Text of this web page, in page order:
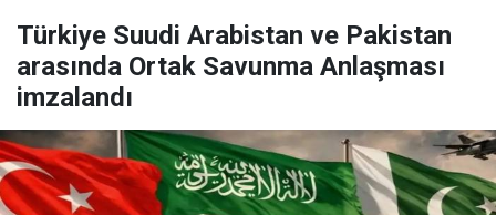
Türkiye Suudi Arabistan ve Pakistan
arasında Ortak Savunma Anlaşması
imzalandı